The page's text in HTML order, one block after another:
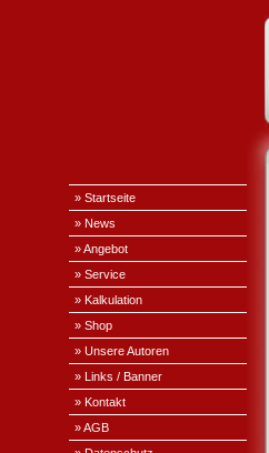
» Startseite
» News
» Angebot
» Service
» Kalkulation
» Shop
» Unsere Autoren
» Links / Banner
» Kontakt
» AGB